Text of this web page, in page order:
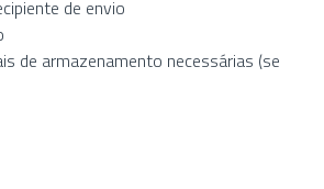
de envio
de armazenamento necessárias (se